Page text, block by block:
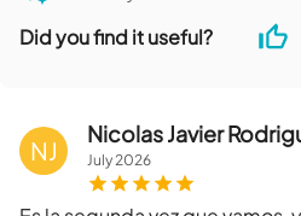
Did you find it useful?
NJ
Nicolas Javier
July2026